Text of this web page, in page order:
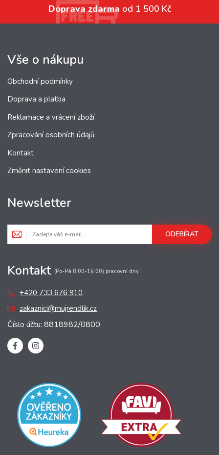
Doprava zdarma od 1 500 Kč
Vše o nákupu
Obchodní podmínky
Doprava a platba
Reklamace a vrácení zboží
Zpracování osobních údajů
Kontakt
Změnit nastavení cookies
Newsletter
ODEBÍRAT
Kontakt (Po-Pá 8:00-16:00) pracovní dny
+420 733 676 910
zakaznici@mujrendlik.cz
Číslo účtu: 8818982/0800